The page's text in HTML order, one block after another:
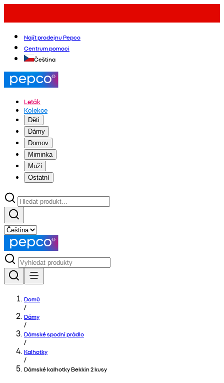
Najít prodejnu Pepco
Centrum pomoci
Čeština
Leták
Kolekce
Děti
Dámy
Domov
Miminka
Muži
Ostatní
Domů
/
Dámy
/
Dámské spodní prádlo
/
Kalhotky
/
Dámské kalhotky Bekkin 2 kusy